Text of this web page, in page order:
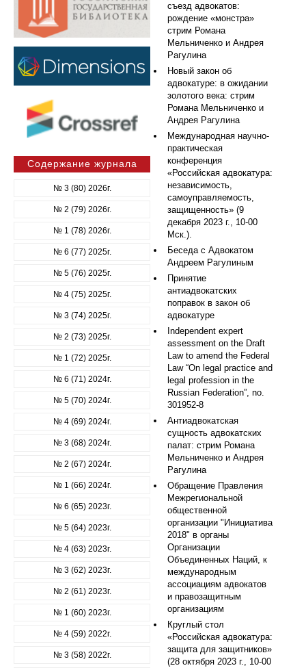
Содержание журнала
№ 3 (80) 2026г.
№ 2 (79) 2026г.
№ 1 (78) 2026г.
№ 6 (77) 2025г.
№ 5 (76) 2025г.
№ 4 (75) 2025г.
№ 3 (74) 2025г.
№ 2 (73) 2025г.
№ 1 (72) 2025г.
№ 6 (71) 2024г.
№ 5 (70) 2024г.
№ 4 (69) 2024г.
№ 3 (68) 2024г.
№ 2 (67) 2024г.
№ 1 (66) 2024г.
№ 6 (65) 2023г.
№ 5 (64) 2023г.
№ 4 (63) 2023г.
№ 3 (62) 2023г.
№ 2 (61) 2023г.
№ 1 (60) 2023г.
№ 4 (59) 2022г.
№ 3 (58) 2022г.
съезд адвокатов:
рождение «монстра»
стрим Романа
Мельниченко и Андрея
Рагулина
Новый закон об
адвокатуре: в ожидании
золотого века: стрим
Романа Мельниченко и
Андрея Рагулина
Международная научно-
практическая
конференция
«Российская адвокатура:
независимость,
самоуправляемость,
защищенность» (9
декабря 2023 г., 10-00
Мск.).
Беседа с Адвокатом
Андреем Рагулиным
Принятие
антиадвокатских
поправок в закон об
адвокатуре
Independent expert
assessment on the Draft
Law to amend the Federal
Law “On legal practice and
legal profession in the
Russian Federation”, no.
301952-8
Антиадвокатская
сущность адвокатских
палат: стрим Романа
Мельниченко и Андрея
Рагулина
Обращение Правления
Межрегиональной
общественной
организации "Инициатива
2018" в органы
Организации
Объединенных Наций, к
международным
ассоциациям адвокатов
и правозащитным
организациям
Круглый стол
«Российская адвокатура:
защита для защитников»
(28 октября 2023 г., 10-00